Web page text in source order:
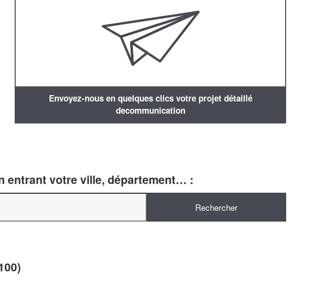
Envoyez-nous en quelques clics votre projet détaillé
decommunication
entrant votre ville, département… :